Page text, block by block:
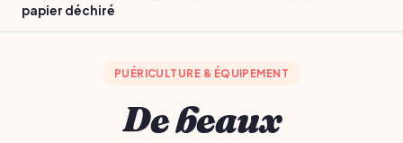
papier déchiré
PUÉRICULTURE & ÉQUIPEMENT
De beaux